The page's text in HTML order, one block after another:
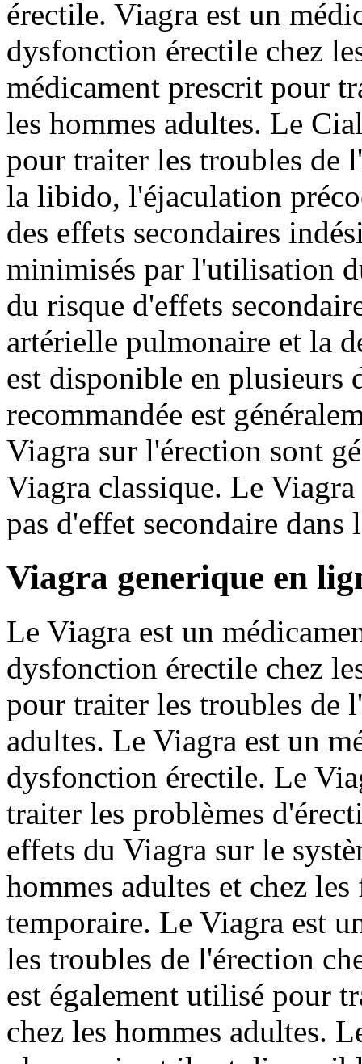
érectile. Viagra est un
dysfonction érectile chez
médicament prescrit pour
les hommes adultes. Le
pour traiter les troubles de
la libido, l'éjaculation
des effets secondaires
minimisés par l'utilisation
du risque d'effets
artérielle pulmonaire et la
est disponible en plusieurs
recommandée est
Viagra sur l'érection sont
Viagra classique. Le
pas d'effet secondaire
Viagra generique en
Le Viagra est un
dysfonction érectile chez
pour traiter les troubles de
adultes. Le Viagra est un
dysfonction érectile. Le
traiter les problèmes
effets du Viagra sur le
hommes adultes et chez
temporaire. Le Viagra est
les troubles de l'érection
est également utilisé pour
chez les hommes adultes.